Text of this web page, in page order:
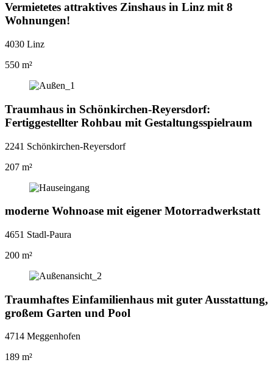
Vermietetes attraktives Zinshaus in Linz mit 8
Wohnungen!
4030 Linz
550 m²
Traumhaus in Schönkirchen-Reyersdorf:
Fertiggestellter Rohbau mit Gestaltungsspielraum
2241 Schönkirchen-Reyersdorf
207 m²
moderne Wohnoase mit eigener Motorradwerkstatt
4651 Stadl-Paura
200 m²
Traumhaftes Einfamilienhaus mit guter Ausstattung,
großem Garten und Pool
4714 Meggenhofen
189 m²